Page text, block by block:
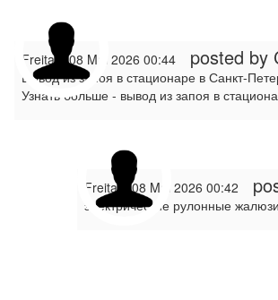
Freitag, 08 Mai 2026 00:44 posted by
Вывод из запоя в стационаре в Санкт-
Узнать больше - вывод из запоя в
Freitag, 08 Mai 2026 00:42
электрические рулонные